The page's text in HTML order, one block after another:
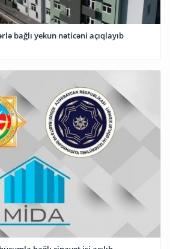
bağlı yekun nəticəni açıqlayıb